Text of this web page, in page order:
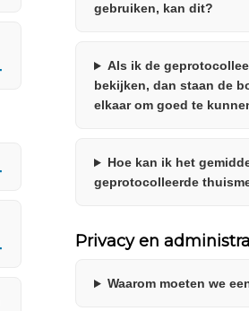
gebruiken, kan dit?
Als ik de
bekijken, dan staan de
elkaar om goed te
Hoe kan ik het
geprotocolleerde
Privacy en
Waarom moeten we